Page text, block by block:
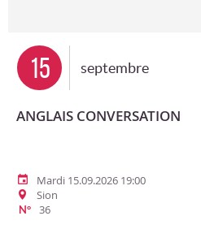
15 septembre
ANGLAIS CONVERSATION
Mardi 15.09.2026 19:00
Sion
N°
36